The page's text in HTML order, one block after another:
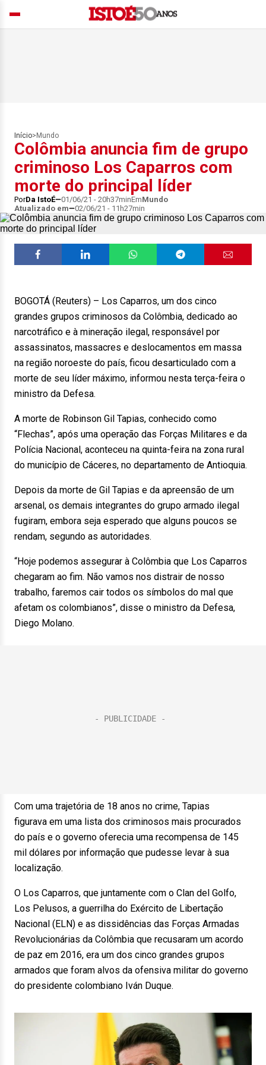
Início> Mundo
Colômbia anuncia fim de grupo
criminoso Los Caparros com
morte do principal líder
PorDa IstoÉ 01/06/21 - 20h37minEmMundo
Atualizado em
02/06/21 - 11h27min
BOGOTÁ (Reuters) – Los Caparros, um dos cinco
grandes grupos criminosos da Colômbia, dedicado ao
narcotráfico e à mineração ilegal, responsável por
assassinatos, massacres e deslocamentos em massa
na região noroeste do país, ficou desarticulado com a
morte de seu líder máximo, informou nesta terça-feira o
ministro da Defesa.
A morte de Robinson Gil Tapias, conhecido como
“Flechas”, após uma operação das Forças Militares e da
Polícia Nacional, aconteceu na quinta-feira na zona rural
do município de Cáceres, no departamento de Antioquia.
Depois da morte de Gil Tapias e da apreensão de um
arsenal, os demais integrantes do grupo armado ilegal
fugiram, embora seja esperado que alguns poucos se
rendam, segundo as autoridades.
“Hoje podemos assegurar à Colômbia que Los Caparros
chegaram ao fim. Não vamos nos distrair de nosso
trabalho, faremos cair todos os símbolos do mal que
afetam os colombianos”, disse o ministro da Defesa,
Diego Molano.
Com uma trajetória de 18 anos no crime, Tapias
figurava em uma lista dos criminosos mais procurados
do país e o governo oferecia uma recompensa de 145
mil dólares por informação que pudesse levar à sua
localização.
O Los Caparros, que juntamente com o Clan del Golfo,
Los Pelusos, a guerrilha do Exército de Libertação
Nacional (ELN) e as dissidências das Forças Armadas
Revolucionárias da Colômbia que recusaram um acordo
de paz em 2016, era um dos cinco grandes grupos
armados que foram alvos da ofensiva militar do governo
do presidente colombiano Iván Duque.